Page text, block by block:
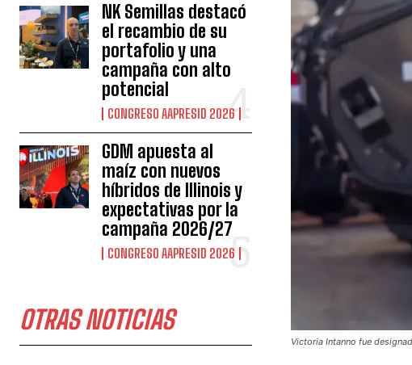
NK Semillas destacó
el recambio de su
portafolio y una
campaña con alto
potencial
CONGRESO AAPRESID 2026
GDM apuesta al
maíz con nuevos
híbridos de Illinois y
expectativas por la
campaña 2026/27
CONGRESO AAPRESID 2026
OTRAS NOTICIAS
Victoria Intanno fue